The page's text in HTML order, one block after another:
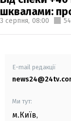
шквалами:
3 серпня, 08:00
E-mail редакції
Ми тут:
м.Київ,